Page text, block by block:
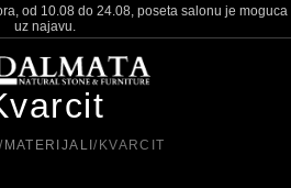
od 10.08 do 24.08, poseta salonu je moguca
uz najavu.
MATERIJALI KVARCIT